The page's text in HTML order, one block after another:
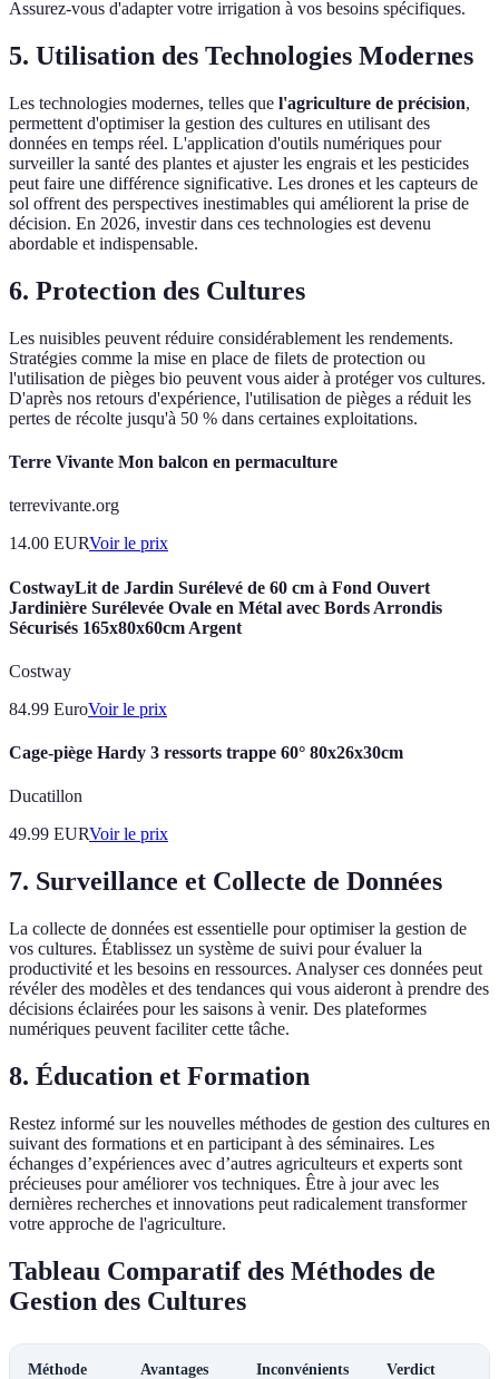
Assurez-vous d'adapter votre irrigation à vos besoins spécifiques.
5. Utilisation des Technologies Modernes
Les technologies modernes, telles que l'agriculture de précision,
permettent d'optimiser la gestion des cultures en utilisant des
données en temps réel. L'application d'outils numériques pour
surveiller la santé des plantes et ajuster les engrais et les pesticides
peut faire une différence significative. Les drones et les capteurs de
sol offrent des perspectives inestimables qui améliorent la prise de
décision. En 2026, investir dans ces technologies est devenu
abordable et indispensable.
6. Protection des Cultures
Les nuisibles peuvent réduire considérablement les rendements.
Stratégies comme la mise en place de filets de protection ou
l'utilisation de pièges bio peuvent vous aider à protéger vos cultures.
D'après nos retours d'expérience, l'utilisation de pièges a réduit les
pertes de récolte jusqu'à 50 % dans certaines exploitations.
Terre Vivante Mon balcon en permaculture
terrevivante.org
14.00 EURVoir le prix
CostwayLit de Jardin Surélevé de 60 cm à Fond Ouvert
Jardinière Surélevée Ovale en Métal avec Bords Arrondis
Sécurisés 165x80x60cm Argent
Costway
84.99 EuroVoir le prix
Cage-piège Hardy 3 ressorts trappe 60° 80x26x30cm
Ducatillon
49.99 EURVoir le prix
7. Surveillance et Collecte de Données
La collecte de données est essentielle pour optimiser la gestion de
vos cultures. Établissez un système de suivi pour évaluer la
productivité et les besoins en ressources. Analyser ces données peut
révéler des modèles et des tendances qui vous aideront à prendre des
décisions éclairées pour les saisons à venir. Des plateformes
numériques peuvent faciliter cette tâche.
8. Éducation et Formation
Restez informé sur les nouvelles méthodes de gestion des cultures en
suivant des formations et en participant à des séminaires. Les
échanges d’expériences avec d’autres agriculteurs et experts sont
précieuses pour améliorer vos techniques. Être à jour avec les
dernières recherches et innovations peut radicalement transformer
votre approche de l'agriculture.
Tableau Comparatif des Méthodes de
Gestion des Cultures
Méthode Avantages Inconvénients Verdict